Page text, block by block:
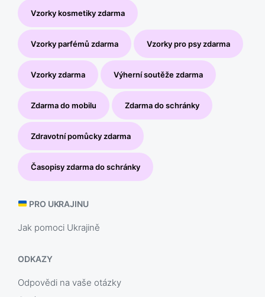
Vzorky kosmetiky zdarma
Vzorky parfémů zdarma Vzorky pro psy zdarma
Vzorky zdarma Výherní soutěže zdarma
Zdarma do mobilu Zdarma do schránky
Zdravotní pomůcky zdarma
Časopisy zdarma do schránky
PRO UKRAJINU
Jak pomoci Ukrajině
ODKAZY
Odpovědi na vaše otázky